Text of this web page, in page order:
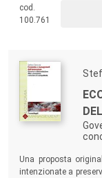
questa realtà, offre
cod.
100.761
Una proposta
intenzionate a